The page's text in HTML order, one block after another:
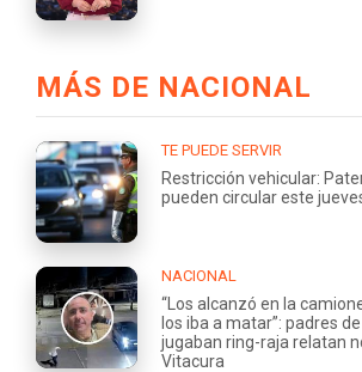
MÁS DE NACIONAL
TE PUEDE SERVIR
Restricción vehicular:
pueden circular este
NACIONAL
“Los alcanzó en la
los iba a matar”: padres
jugaban ring-raja relatan
Vitacura